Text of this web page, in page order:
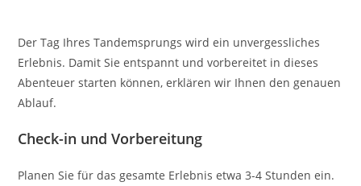
Der Tag Ihres Tandemsprungs wird ein unvergessliches
Erlebnis. Damit Sie entspannt und vorbereitet in dieses
Abenteuer starten können, erklären wir Ihnen den genauen
Ablauf.
Check-in und Vorbereitung
Planen Sie für das gesamte Erlebnis etwa 3-4 Stunden ein.